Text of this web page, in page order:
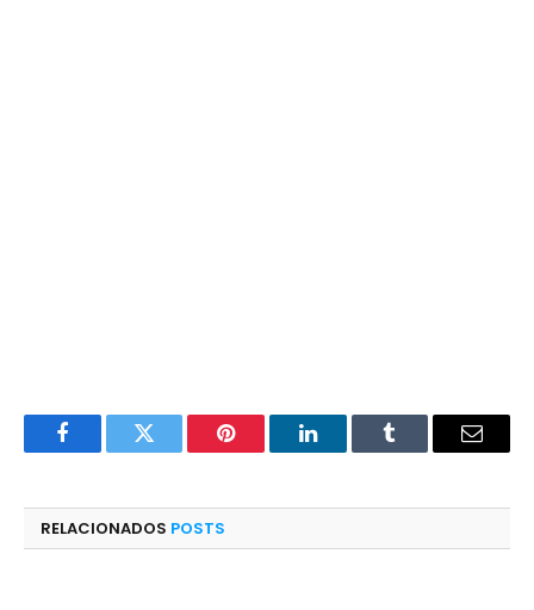
FacebookTwitter Pinterest LinkedInTumblr
E-
RELACIONADOS POSTS